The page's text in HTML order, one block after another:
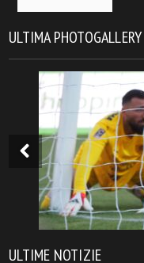
ULTIMA PHOTOGALLERY
ULTIME NOTIZIE